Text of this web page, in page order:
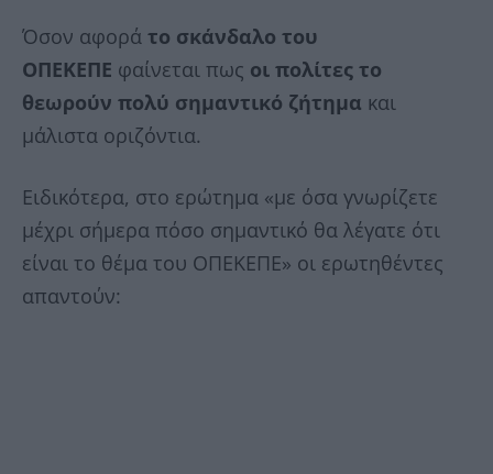
Όσον αφορά το σκάνδαλο του
ΟΠΕΚΕΠΕ φαίνεται πως οι πολίτες το
θεωρούν πολύ σημαντικό ζήτημα και
μάλιστα οριζόντια.
Ειδικότερα, στο ερώτημα «με όσα γνωρίζετε
μέχρι σήμερα πόσο σημαντικό θα λέγατε ότι
είναι το θέμα του ΟΠΕΚΕΠΕ» οι ερωτηθέντες
απαντούν: